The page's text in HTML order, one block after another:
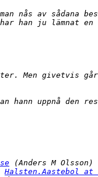
Halsten.Aastebol